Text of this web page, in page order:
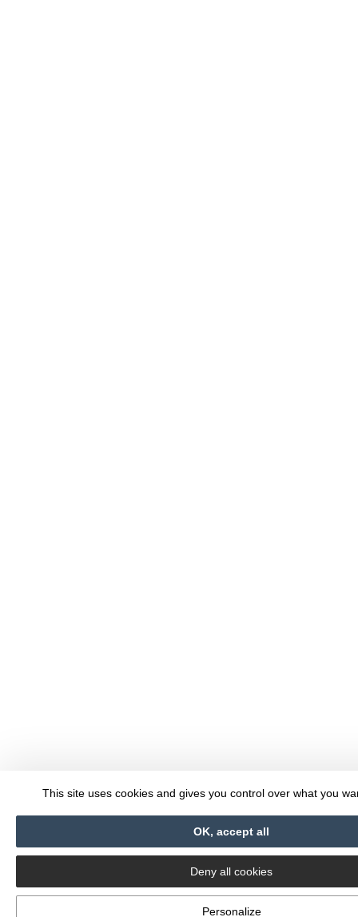
This site uses cookies and gives you control over what you
OK, accept all
Deny all cookies
Personalize